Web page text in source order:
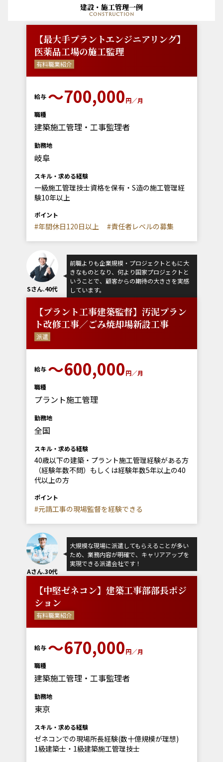
建設・施工管理一例
construction
【最大手プラントエンジニアリング】
医薬品工場の施工監理
有料職業紹介
給与 〜700,000円／月
職種
建築施工管理・工事監理者
勤務地
岐阜
スキル・求める経験
一級施工管理技士資格を保有・S造の施工管理経
験10年以上
ポイント
#年間休日120日以上 #責任者レベルの募集
Sさん.40代
前職よりも企業規模・プロジェクトともに大
きなものとなり、何より国家プロジェクトと
いうことで、顧客からの期待の大きさを実感
しています。
【プラント工事建築監督】汚泥プラン
ト改修工事／ごみ焼却場新設工事
派遣
給与 ～600,000円／月
職種
プラント施工管理
勤務地
全国
スキル・求める経験
40歳以下の建築・プラント施工管理経験がある方
（経験年数不問）もしくは経験年数5年以上の40
代以上の方
ポイント
#元請工事の現場監督を経験できる
Aさん.30代
大規模な現場に派遣してもらえることが多い
ため、業務内容が明確で、キャリアアップを
実現できる派遣会社です！
【中堅ゼネコン】建築工事部部長ポジ
ション
有料職業紹介
給与 〜670,000円／月
職種
建築施工管理・工事監理者
勤務地
東京
スキル・求める経験
ゼネコンでの現場所長経験(数十億規模が理想)
1級建築士・1級建築施工管理技士